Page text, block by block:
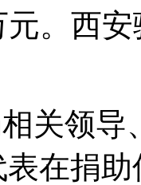
元。西
关领
在捐